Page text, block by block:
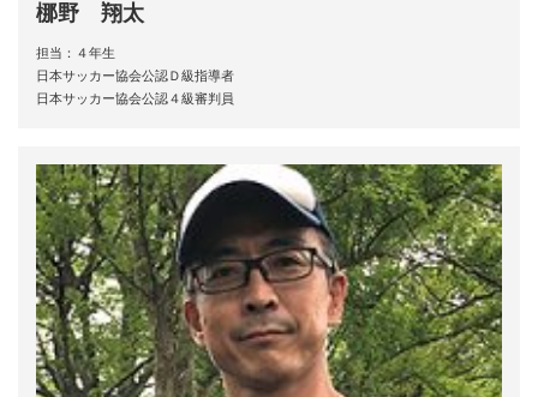
梛野 翔太
担当：４年生
日本サッカー協会公認Ｄ級指導者
日本サッカー協会公認４級審判員